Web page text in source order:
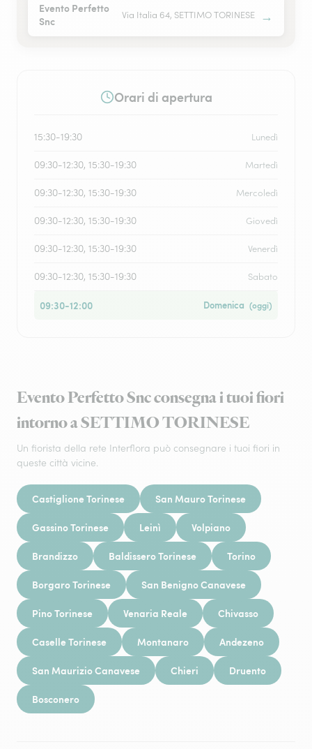
Evento Perfetto
Snc
Via Italia 64, SETTIMO TORINESE →
Orari di apertura
15:30-19:30 Lunedì
09:30-12:30, 15:30-19:30 Martedì
09:30-12:30, 15:30-19:30 Mercoledì
09:30-12:30, 15:30-19:30 Giovedì
09:30-12:30, 15:30-19:30 Venerdì
09:30-12:30, 15:30-19:30 Sabato
09:30-12:00 Domenica (oggi)
Evento Perfetto Snc consegna i tuoi fiori
intorno a SETTIMO TORINESE
Un fiorista della rete Interflora può consegnare i tuoi fiori in
queste città vicine.
Castiglione Torinese San Mauro Torinese
Gassino Torinese Leinì Volpiano
Brandizzo Baldissero Torinese Torino
Borgaro Torinese San Benigno Canavese
Pino Torinese Venaria Reale Chivasso
Caselle Torinese Montanaro Andezeno
San Maurizio Canavese Chieri Druento
Bosconero